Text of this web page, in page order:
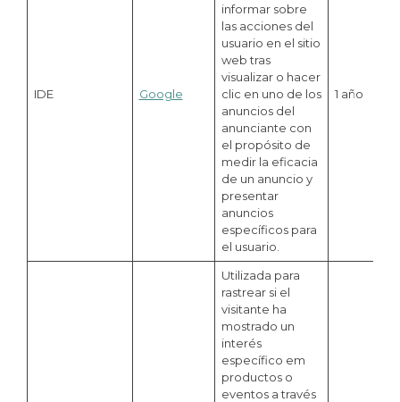
IDE Google
informar sobre
las acciones del
usuario en el sitio
web tras
visualizar o hacer
clic en uno de los
anuncios del
anunciante con
el propósito de
medir la eficacia
de un anuncio y
presentar
anuncios
específicos para
el usuario.
1 año
Utilizada para
rastrear si el
visitante ha
mostrado un
interés
específico em
productos o
eventos a través